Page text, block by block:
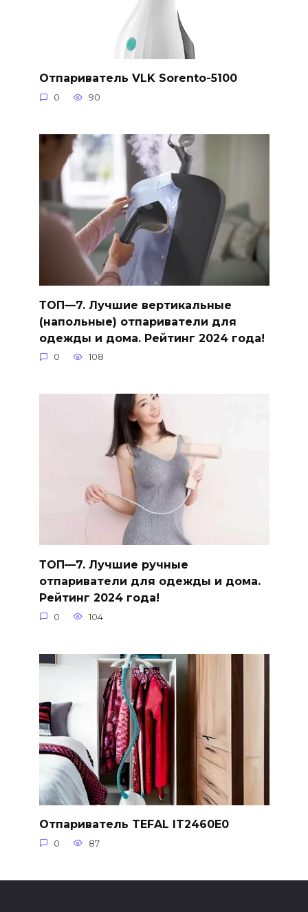
Отпариватель VLK Sorento-5100
0 90
ТОП—7. Лучшие вертикальные
(напольные) отпариватели для
одежды и дома. Рейтинг 2024 года!
0 108
ТОП—7. Лучшие ручные
отпариватели для одежды и дома.
Рейтинг 2024 года!
0 104
Отпариватель TEFAL IT2460E0
0 87